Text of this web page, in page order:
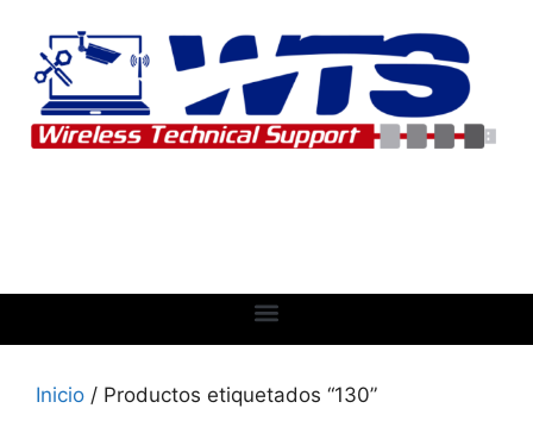
Inicio / Productos etiquetados “130”